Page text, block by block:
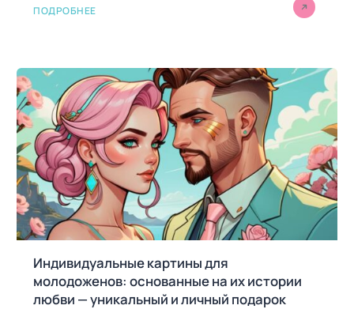
ПОДРОБНЕЕ
Индивидуальные картины для
молодоженов: основанные на их истории
любви — уникальный и личный подарок